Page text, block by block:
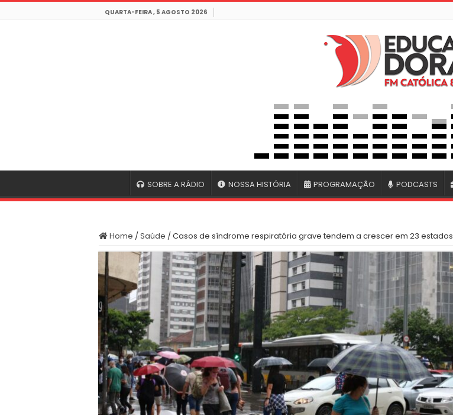
QUARTA-FEIRA , 5 AGOSTO 2026
SOBRE A RÁDIO NOSSA HISTÓRIA PROGRAMAÇÃO PODCASTS
Home /Saúde /Casos de síndrome respiratória grave tendem a crescer em 23 estados